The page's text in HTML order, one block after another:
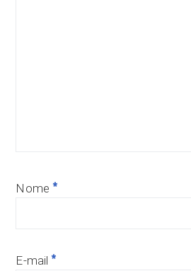
Nome *
E-mail *